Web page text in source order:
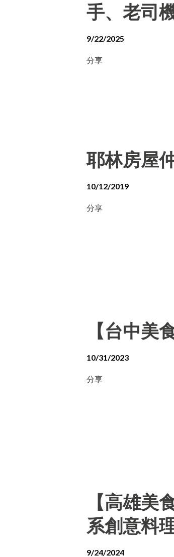
手、老司
9/22/2025
分享
耶林房屋
10/12/2019
分享
【台中美
10/31/2023
分享
【高雄
系創意料
9/24/2024